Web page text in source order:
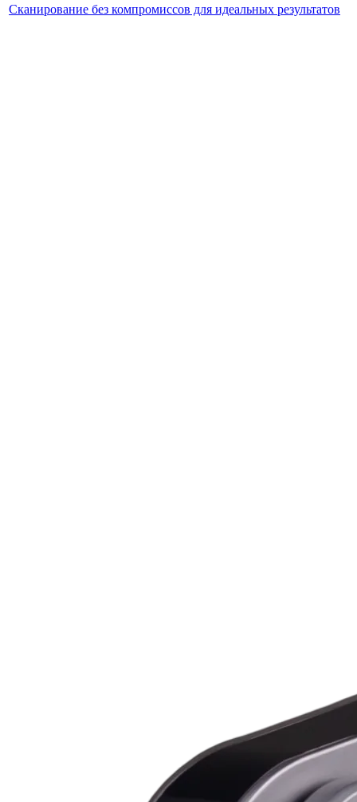
Сканирование без компромиссов для идеальных результатов